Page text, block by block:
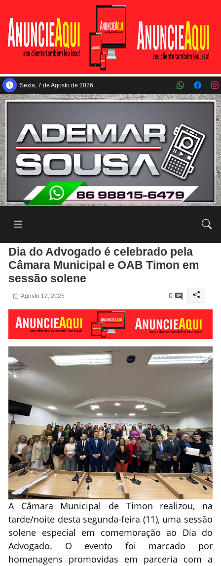
Pular para o conteúdo principal
Sexta, 7 de Agosto de 2026
Dia do Advogado é celebrado pela
Câmara Municipal e OAB Timon em
sessão solene
Agosto 12, 2025 0
A Câmara Municipal de Timon realizou, na
tarde/noite desta segunda-feira (11), uma sessão
solene especial em comemoração ao Dia do
Advogado. O evento foi marcado por
homenagens promovidas em parceria com a